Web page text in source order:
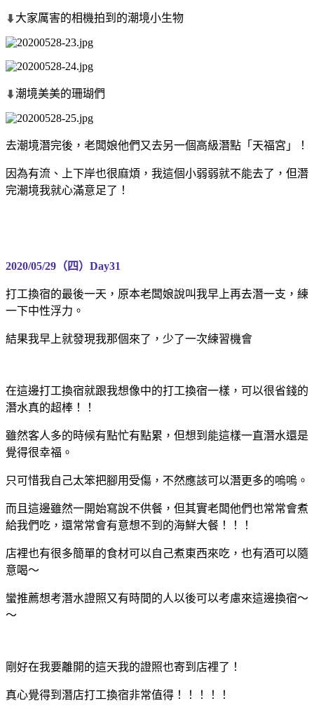
⬇大家厲害的相機拍到的潮境小生物
⬇潮境美美的珊瑚們
去潮境潛完後，老闆娘他們又去另一個高級潛點「天福宮」！
因為有流、上下岸也很麻煩，我這個小弱弱就不能去了，但潛
完潮境我就心滿意足了！
2020/05/29（四）Day31
打工換宿的最後一天，原本老闆娘說叫我早上再去潛一支，練
一下中性浮力。
結果我早上就發現我那個來了，少了一次練習機會
在這邊打工換宿就跟我想像中的打工換宿一樣，可以很省錢的
潛水真的超棒！！
雖然客人多的時候有點忙有點累，但想到能這樣一直潛水還是
覺得很幸福。
只可惜我自己太笨把腳用受傷，不然應該可以潛更多的嗚嗚。
而且這邊雖然一開始寫說不供餐，但其實老闆他們也常常會煮
給我們吃，還常常會有意想不到的海鮮大餐！！！
店裡也有很多簡單的食材可以自己煮東西來吃，也有酒可以隨
意喝～
蠻推薦想考潛水證照又有時間的人以後可以考慮來這邊換宿～
～
剛好在我要離開的這天我的證照也寄到店裡了！
真心覺得到潛店打工換宿非常值得！！！！！